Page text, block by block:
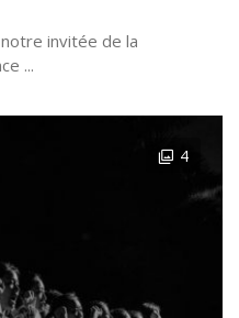
invitée de la
...
4